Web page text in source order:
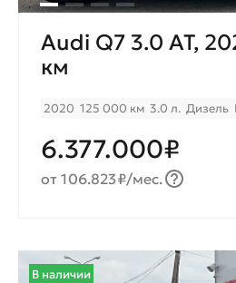
Audi Q7 3.0 AT,
км
2020 125 000 км 3.0 л. Дизель
6.377.000₽
от 106.823₽/мес.
В наличии